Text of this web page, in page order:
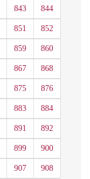
843 844
851 852
859 860
867 868
875 876
883 884
891 892
899 900
907 908